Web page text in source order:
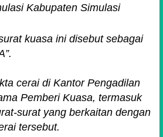
Kabupaten Simulasi
kuasa ini disebut sebagai
cerai di Kantor Pengadilan
Pemberi Kuasa, termasuk
surat yang berkaitan dengan
tersebut.